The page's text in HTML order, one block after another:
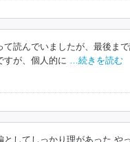
読んでいましたが、最後ま
すが、個人的に …続きを読む
してしっかり理があった